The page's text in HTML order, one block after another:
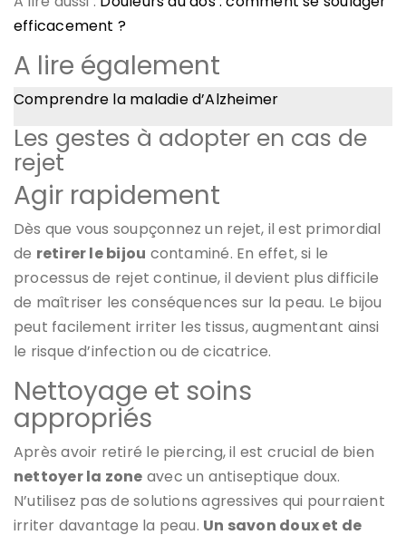
efficacement ?
A lire également
Comprendre la maladie d’Alzheimer
Les gestes à adopter en cas de
rejet
Agir rapidement
Dès que vous soupçonnez un rejet, il est primordial
de retirer le bijou contaminé. En effet, si le
processus de rejet continue, il devient plus difficile
de maîtriser les conséquences sur la peau. Le bijou
peut facilement irriter les tissus, augmentant ainsi
le risque d’infection ou de cicatrice.
Nettoyage et soins
appropriés
Après avoir retiré le piercing, il est crucial de bien
nettoyer la zone avec un antiseptique doux.
N’utilisez pas de solutions agressives qui pourraient
irriter davantage la peau. Un savon doux et de